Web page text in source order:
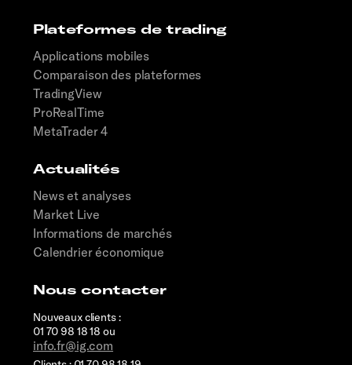
Plateformes de trading
Applications mobiles
Comparaison des plateformes
TradingView
ProRealTime
MetaTrader 4
Actualités
News et analyses
Market Live
Informations de marchés
Calendrier économique
Nous contacter
Nouveaux clients :
01 70 98 18 18 ou
info.fr@ig.com